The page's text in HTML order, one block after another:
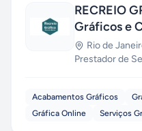
RECREIO
Gráficos e
Rio de
Prestador de
Acabamentos Gráficos
Gráfica Online
Serviços